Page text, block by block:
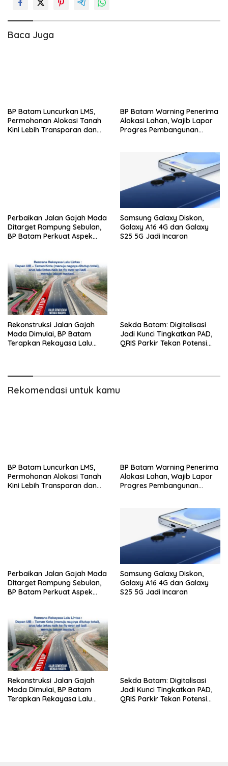
Baca Juga
BP Batam Luncurkan LMS,
Permohonan Alokasi Tanah
Kini Lebih Transparan dan
BP Batam Warning Penerima
Alokasi Lahan, Wajib Lapor
Progres Pembangunan
Perbaikan Jalan Gajah Mada
Ditarget Rampung Sebulan,
BP Batam Perkuat Aspek
Samsung Galaxy Diskon,
Galaxy A16 4G dan Galaxy
S25 5G Jadi Incaran
Rekonstruksi Jalan Gajah
Mada Dimulai, BP Batam
Terapkan Rekayasa Lalu
Sekda Batam: Digitalisasi
Jadi Kunci Tingkatkan PAD,
QRIS Parkir Tekan Potensi
Rekomendasi untuk kamu
BP Batam Luncurkan LMS,
Permohonan Alokasi Tanah
Kini Lebih Transparan dan
BP Batam Warning Penerima
Alokasi Lahan, Wajib Lapor
Progres Pembangunan
Perbaikan Jalan Gajah Mada
Ditarget Rampung Sebulan,
BP Batam Perkuat Aspek
Samsung Galaxy Diskon,
Galaxy A16 4G dan Galaxy
S25 5G Jadi Incaran
Rekonstruksi Jalan Gajah
Mada Dimulai, BP Batam
Terapkan Rekayasa Lalu
Sekda Batam: Digitalisasi
Jadi Kunci Tingkatkan PAD,
QRIS Parkir Tekan Potensi